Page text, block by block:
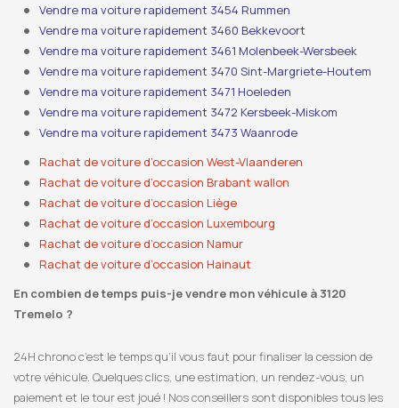
Vendre ma voiture rapidement 3454 Rummen
Vendre ma voiture rapidement 3460 Bekkevoort
Vendre ma voiture rapidement 3461 Molenbeek-Wersbeek
Vendre ma voiture rapidement 3470 Sint-Margriete-Houtem
Vendre ma voiture rapidement 3471 Hoeleden
Vendre ma voiture rapidement 3472 Kersbeek-Miskom
Vendre ma voiture rapidement 3473 Waanrode
Rachat de voiture d’occasion West-Vlaanderen
Rachat de voiture d’occasion Brabant wallon
Rachat de voiture d’occasion Liège
Rachat de voiture d’occasion Luxembourg
Rachat de voiture d’occasion Namur
Rachat de voiture d’occasion Hainaut
En combien de temps puis-je vendre mon véhicule à 3120
Tremelo ?
24H chrono c’est le temps qu’il vous faut pour finaliser la cession de
votre véhicule. Quelques clics, une estimation, un rendez-vous, un
paiement et le tour est joué ! Nos conseillers sont disponibles tous les